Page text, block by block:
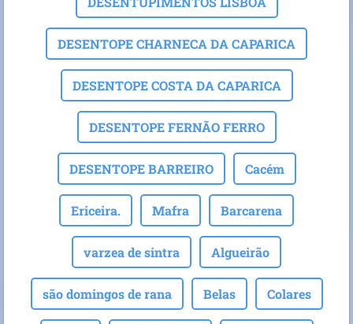
DESENTOPE CHARNECA DA CAPARICA
DESENTOPE COSTA DA CAPARICA
DESENTOPE FERNÃO FERRO
DESENTOPE BARREIRO Cacém
Ericeira. Mafra Barcarena
varzea de sintra Algueirão
são domingos de rana Belas Colares